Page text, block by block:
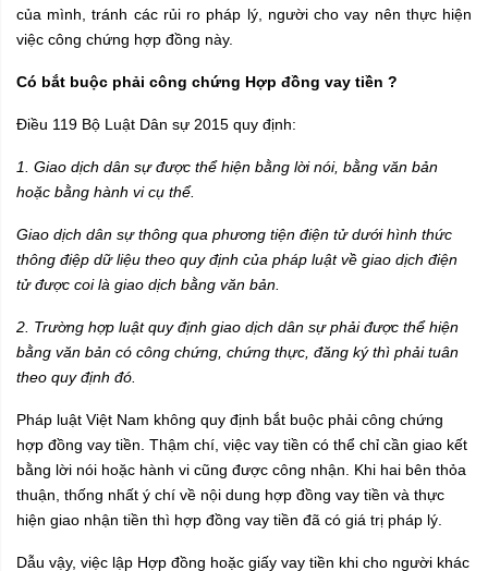
của mình, tránh các rủi ro pháp lý, người cho vay nên thực hiện
việc công chứng hợp đồng này.
Có bắt buộc phải công chứng Hợp đồng vay tiền ?
Điều 119 Bộ Luật Dân sự 2015 quy định:
1. Giao dịch dân sự được thể hiện bằng lời nói, bằng văn bản
hoặc bằng hành vi cụ thể.
Giao dịch dân sự thông qua phương tiện điện tử dưới hình thức
thông điệp dữ liệu theo quy định của pháp luật về giao dịch điện
tử được coi là giao dịch bằng văn bản.
2. Trường hợp luật quy định giao dịch dân sự phải được thể hiện
bằng văn bản có công chứng, chứng thực, đăng ký thì phải tuân
theo quy định đó.
Pháp luật Việt Nam không quy định bắt buộc phải công chứng
hợp đồng vay tiền. Thậm chí, việc vay tiền có thể chỉ cần giao kết
bằng lời nói hoặc hành vi cũng được công nhận. Khi hai bên thỏa
thuận, thống nhất ý chí về nội dung hợp đồng vay tiền và thực
hiện giao nhận tiền thì hợp đồng vay tiền đã có giá trị pháp lý.
Dẫu vậy, việc lập Hợp đồng hoặc giấy vay tiền khi cho người khác